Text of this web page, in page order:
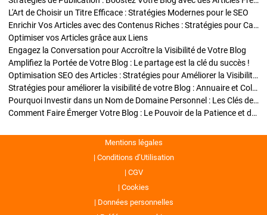
L'Art de Choisir un Titre Efficace : Stratégies Modernes pour le SEO
Enrichir Vos Articles avec des Contenus Riches : Stratégies pour Captiver et Optimiser
Optimiser vos Articles grâce aux Liens
Engagez la Conversation pour Accroître la Visibilité de Votre Blog
Amplifiez la Portée de Votre Blog : Le partage est la clé du succès !
Optimisation SEO des Articles : Stratégies pour Améliorer la Visibilité de Votre Blog
Stratégies pour améliorer la visibilité de votre Blog : Annuaire et Collaborations
Pourquoi Investir dans un Nom de Domaine Personnel : Les Clés de la Réussite de Votre Blog
Comment Faire Émerger Votre Blog : Le Pouvoir de la Patience et de la Persévérance
Mentions légales
Conditions d’Utilisation
CGV
Cookies
Données personnelles